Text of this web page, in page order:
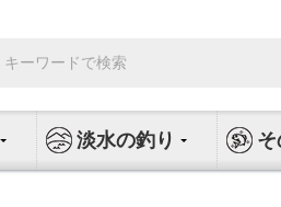
索:
淡水の釣り